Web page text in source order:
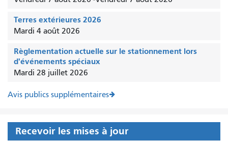
Terres extérieures 2026
Mardi 4 août 2026
Règlementation actuelle sur le stationnement lors
d'événements spéciaux
Mardi 28 juillet 2026
Avis publics supplémentaires
Recevoir les mises à jour